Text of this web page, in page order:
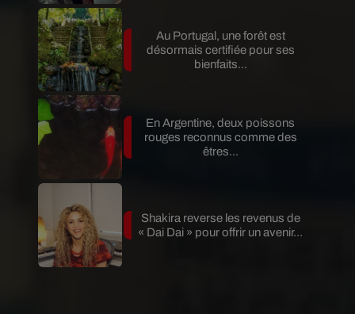
Au Portugal, une forêt est
désormais certifiée pour ses
bienfaits...
En Argentine, deux poissons
rouges reconnus comme des
êtres...
Shakira reverse les revenus de
« Dai Dai » pour offrir un avenir...